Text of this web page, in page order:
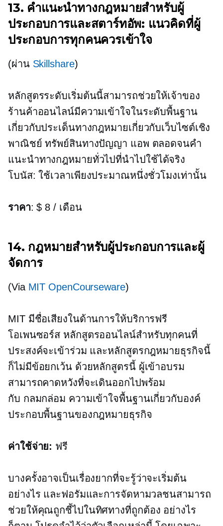
13. คำแนะนำทางกฎหมายสำหรับผู้
ประกอบการและสตาร์ทอัพ: แนวคิดที่ผู้
ประกอบการทุกคนควรเข้าใจ
(ผ่าน Skillshare)
หลักสูตรระดับเริ่มต้นนี้สามารถช่วยให้เจ้าของ
ร้านค้าออนไลน์มีความเข้าใจในระดับพื้นฐาน
เกี่ยวกับประเด็นทางกฎหมายเกี่ยวกับเว็บไซต์เชิง
พาณิชย์ ทรัพย์สินทางปัญญา แอพ ตลอดจนคำ
แนะนำทางกฎหมายทั่วไปที่นำไปใช้ได้จริง
โบนัส: ใช้เวลาเพียงประมาณหนึ่งชั่วโมงเท่านั้น
ราคา: $ 8 / เดือน
14. กฎหมายสำหรับผู้ประกอบการและผู้
จัดการ
(Via MIT OpenCourseware)
MIT มีชื่อเสียงในด้านการให้บริการฟรี
โอเพนซอร์ส หลักสูตรออนไลน์สำหรับทุกคนที่
ประสงค์จะเข้าร่วม และหลักสูตรกฎหมายธุรกิจนี้
ก็ไม่มีข้อยกเว้น ด้วยหลักสูตรนี้ ผู้เข้าอบรม
สามารถคาดหวังที่จะเดินออกไปพร้อม
กับ กลมกล่อม ความเข้าใจพื้นฐานเกี่ยวกับองค์
ประกอบพื้นฐานของกฎหมายธุรกิจ
ค่าใช้จ่าย: ฟรี
บางครั้งอาจเป็นเรื่องยากที่จะรู้ว่าจะเริ่มต้น
อย่างไร และฟอรัมและการจัดหามวลชนสามารถ
ช่วยให้คุณถูกชี้ไปในทิศทางที่ถูกต้อง อย่างไร